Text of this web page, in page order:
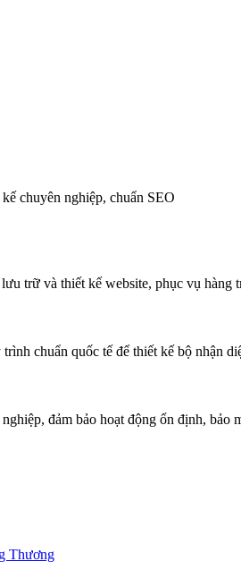
chuyên nghiệp, chuẩn SEO
trữ và thiết kế website, phục vụ hàng
chuẩn quốc tế để thiết kế bộ nhận
đảm bảo hoạt động ổn định, bảo
Thương